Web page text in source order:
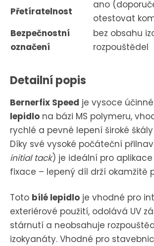
Přetíratelnost
ano
otestovat
Bezpečnostní
označení
bez obsahu
rozpouštědel
Detailní popis
Bernerfix Speed je vysoce účinné
lepidlona bázi MS polymeru,
rychlé a pevné lepení široké
Díky své vysoké počáteční
initial tack) je ideální pro
fixace – lepený díl drží okamžitě
Toto bílé lepidloje vhodné pro
exteriérové použití, odolává UV
stárnutí a neobsahuje
izokyanáty. Vhodné pro